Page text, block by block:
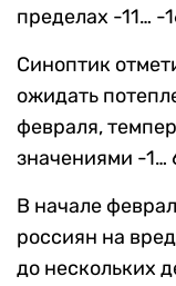
пределах -11… -
Синоптик
ожидать
февраля,
значениями -1…
В начале
россиян на
до нескольких